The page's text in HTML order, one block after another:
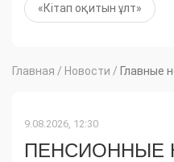
«Кітап оқитын ұлт»
Главная / Новости / Главные
9.08.2026, 12:30
ПЕНСИОННЫЕ